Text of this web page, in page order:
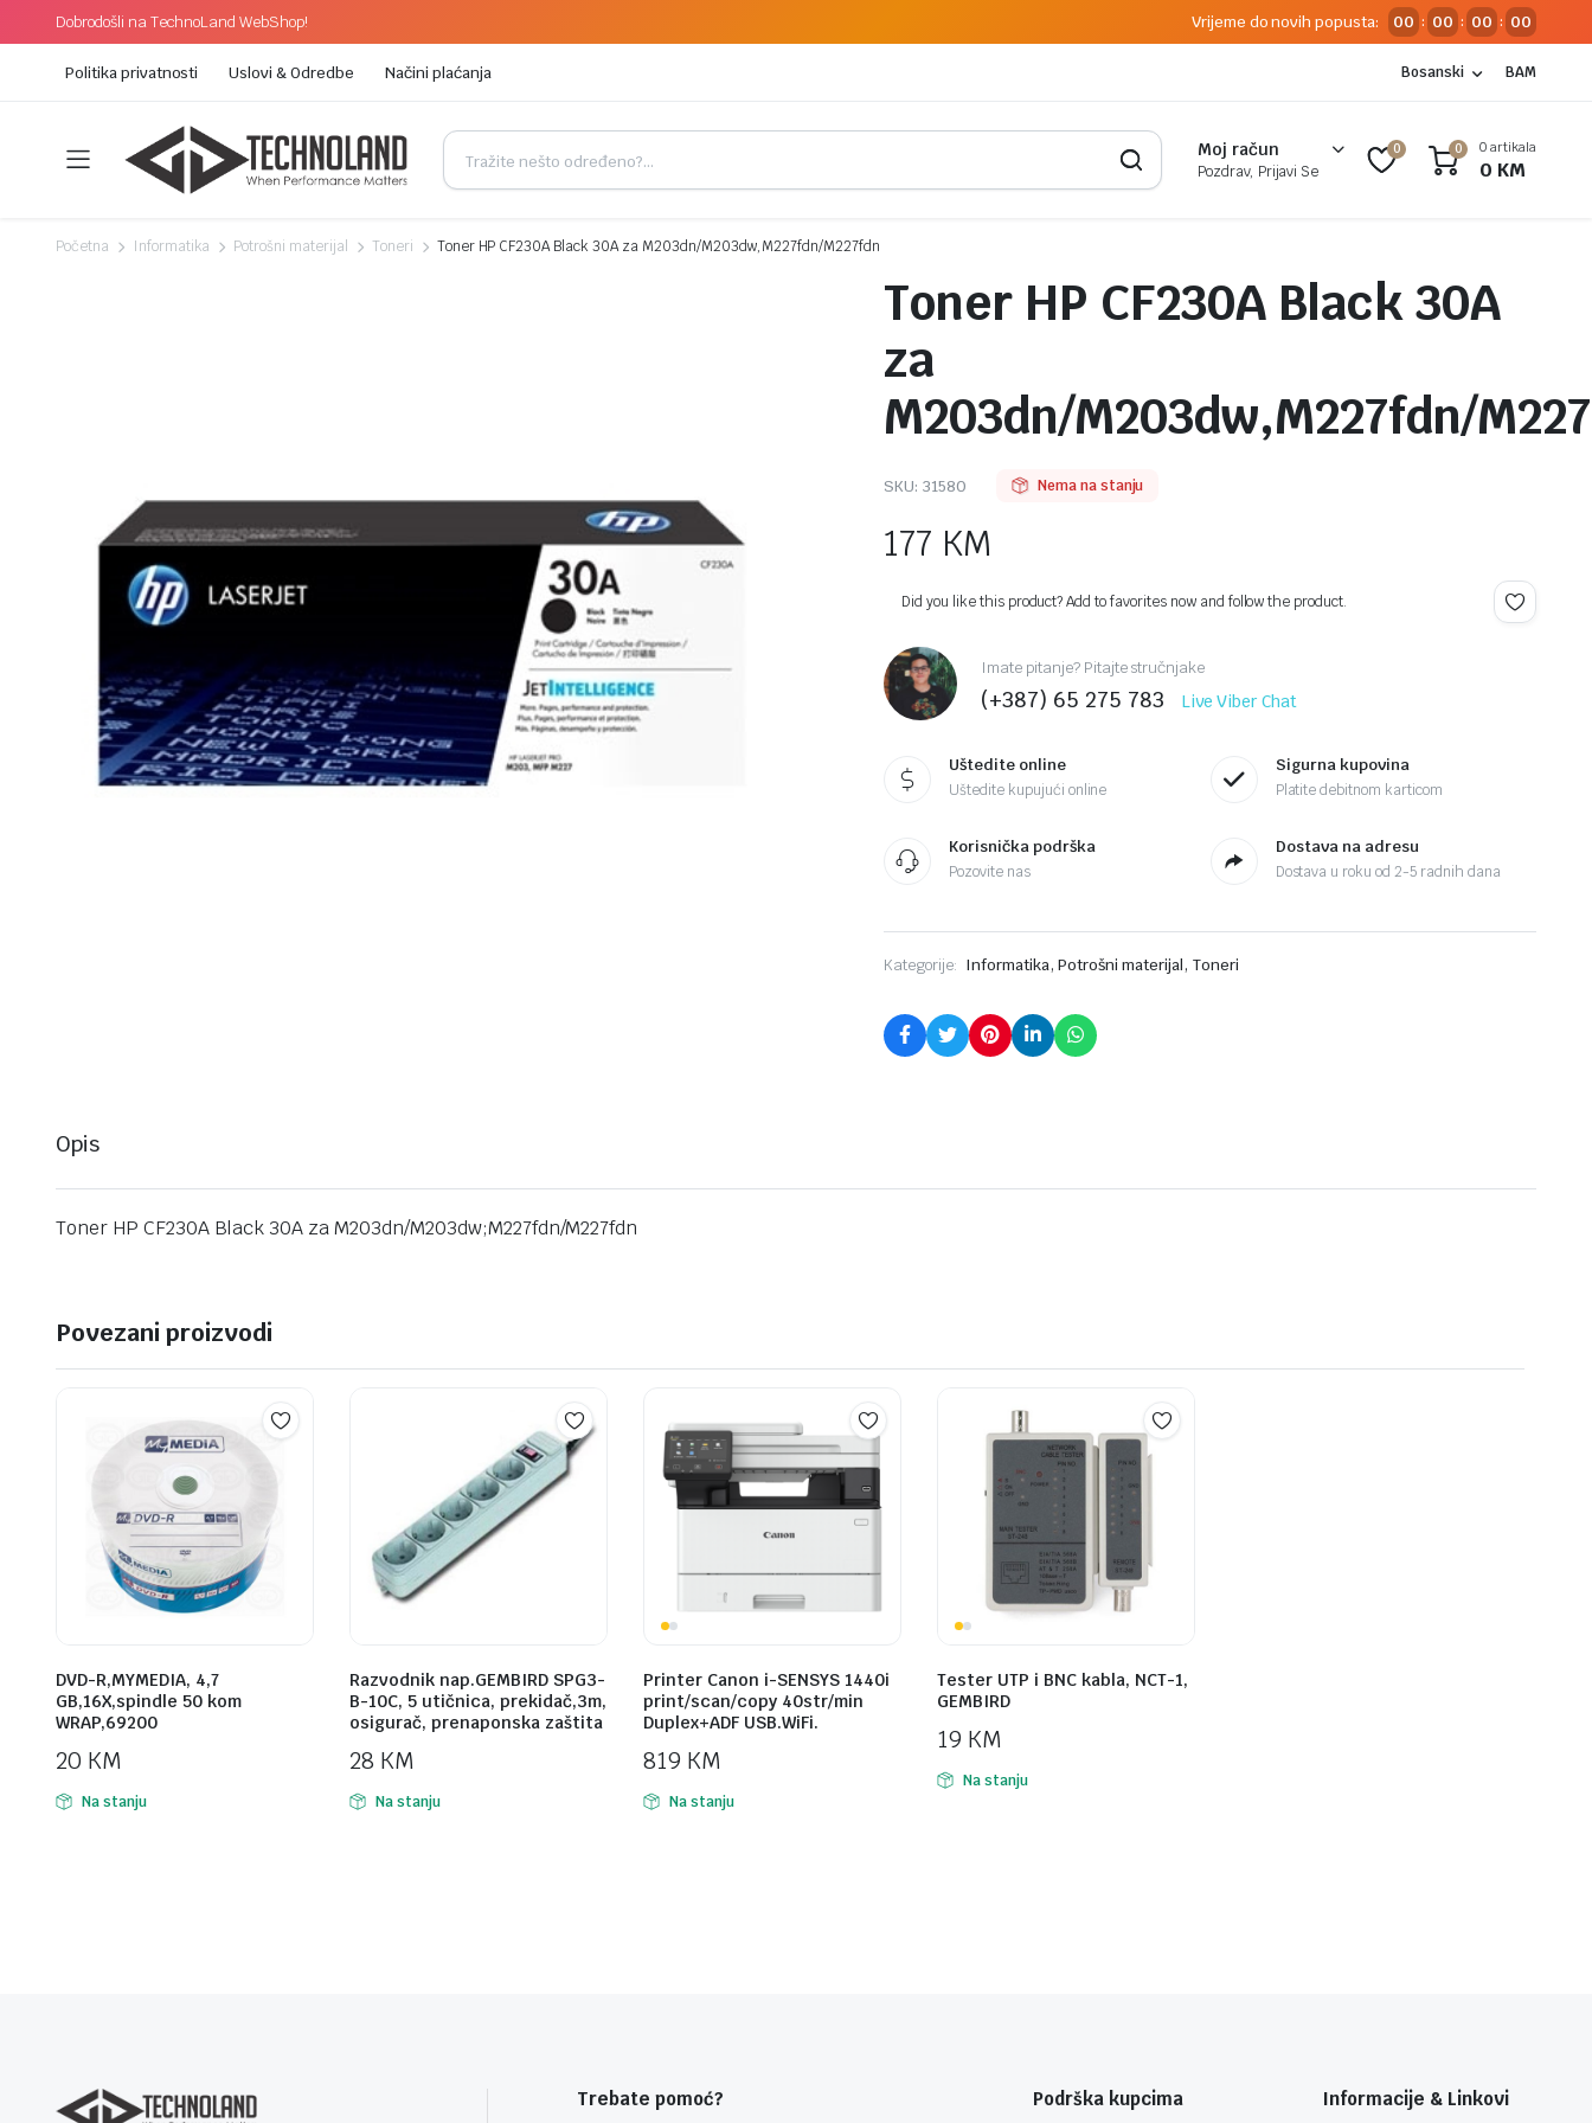
Dobrodošli na TechnoLand WebShop! Vrijeme do novih popusta: 00 : 00 : 00 : 00
Politika privatnosti Uslovi & Odredbe Načini plaćanja Bosanski BAM
Moj račun
Pozdrav, Prijavi Se
0 0 0 artikala
0 KM
Početna Informatika Potrošni materijal Toneri Toner HP CF230A Black 30A za M203dn/M203dw,M227fdn/M227fdn
Toner HP CF230A Black 30A
za
M203dn/M203dw,M227fdn/
SKU: 31580 Nema na stanju
177 KM
Did you like this product? Add to favorites now and follow the product.
Imate pitanje? Pitajte stručnjake
(+387) 65 275 783 Live Viber Chat
Uštedite online
Uštedite kupujući online
Sigurna kupovina
Platite debitnom karticom
Korisnička podrška
Pozovite nas
Dostava na adresu
Dostava u roku od 2-5 radnih dana
Kategorije: Informatika, Potrošni materijal, Toneri
Opis
Toner HP CF230A Black 30A za M203dn/M203dw;M227fdn/M227fdn
Povezani proizvodi
DVD-R,MYMEDIA, 4,7
GB,16X,spindle 50 kom
WRAP,69200
20 KM
Na stanju
Razvodnik nap.GEMBIRD SPG3-
B-10C, 5 utičnica, prekidač,3m,
osigurač, prenaponska zaštita
28 KM
Na stanju
Printer Canon i-SENSYS 1440i
print/scan/copy 40str/min
Duplex+ADF USB.WiFi.
819 KM
Na stanju
Tester UTP i BNC kabla, NCT-1,
GEMBIRD
19 KM
Na stanju
Trebate pomoć? Podrška kupcima Informacije & Linkovi